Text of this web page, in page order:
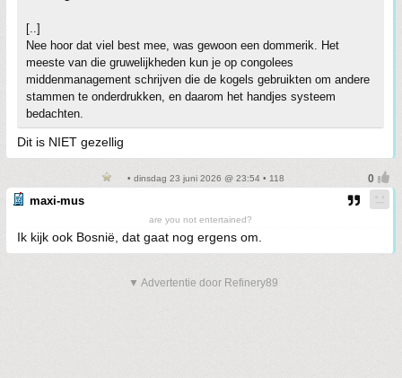
[..]
Nee hoor dat viel best mee, was gewoon een dommerik. Het
meeste van die gruwelijkheden kun je op congolees
middenmanagement schrijven die de kogels gebruikten om andere
stammen te onderdrukken, en daarom het handjes systeem
bedachten.
Dit is NIET gezellig
• dinsdag 23 juni 2026 @ 23:54 • 118
maxi-mus
are you not entertained?
Ik kijk ook Bosnië, dat gaat nog ergens om.
▼ Advertentie door Refinery89